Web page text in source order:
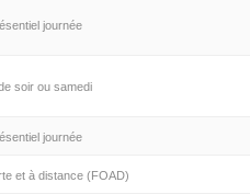
journée
soir ou samedi
journée
et à distance (FOAD)